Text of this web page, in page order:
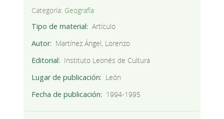
Categoría: Geografía
Tipo de material
Artículo
Autor
Martínez Ángel, Lorenzo
Editorial
Instituto Leonés de Cultura
Lugar de publicación
León
Fecha de publicación
1994-1995